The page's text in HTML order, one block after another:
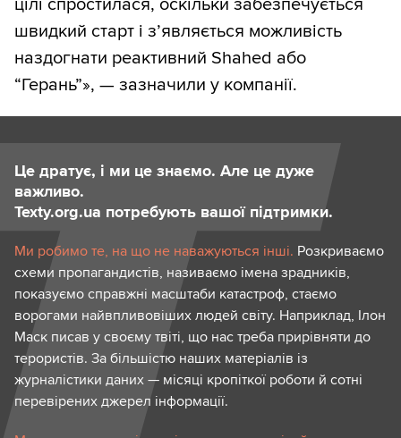
цілі спростилася, оскільки забезпечується
швидкий старт і з’являється можливість
наздогнати реактивний Shahed або
“Герань”», — зазначили у компанії.
Це дратує, і ми це знаємо. Але це дуже
важливо.
Texty.org.ua потребують вашої підтримки.
Ми робимо те, на що не наважуються інші. Розкриваємо
схеми пропагандистів, називаємо імена зрадників,
показуємо справжні масштаби катастроф, стаємо
ворогами найвпливовіших людей світу. Наприклад, Ілон
Маск писав у своєму твіті, що нас треба прирівняти до
терористів. За більшістю наших матеріалів із
журналістики даних — місяці кропіткої роботи й сотні
перевірених джерел інформації.